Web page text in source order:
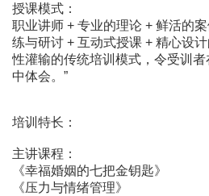
授课模式：
职业讲师 + 专业的理论 + 鲜活的
练与研讨 + 互动式授课 + 精心设
性灌输的传统培训模式，令受训
中体会。”
培训特长：
主讲课程：
《幸福婚姻的七把金钥匙》
《压力与情绪管理》